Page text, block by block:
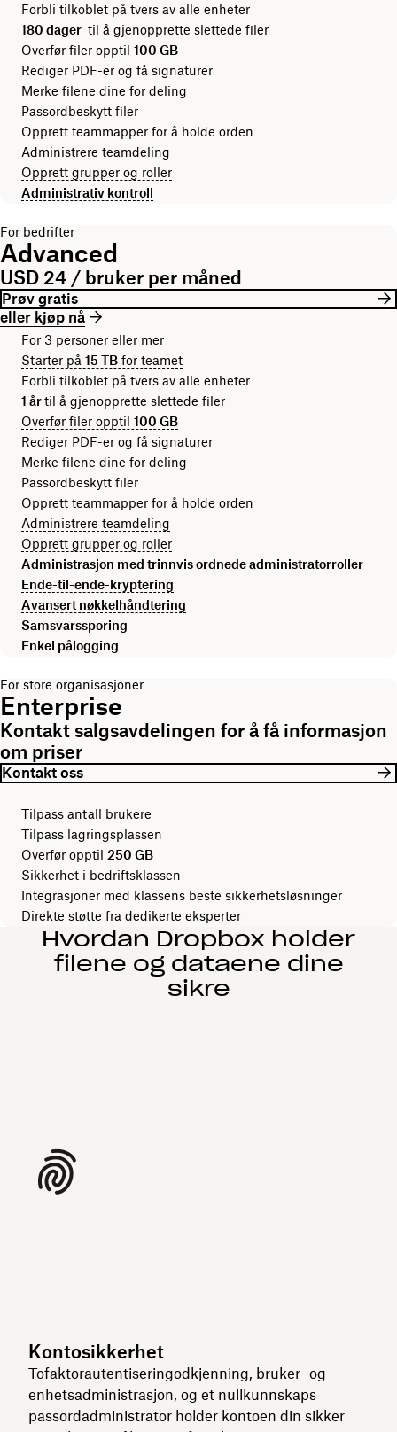
Forbli tilkoblet på tvers av alle enheter
180 dager til å gjenopprette slettede filer
Overfør filer opptil 100 GB
Rediger PDF-er og få signaturer
Merke filene dine for deling
Passordbeskytt filer
Opprett teammapper for å holde orden
Administrere teamdeling
Opprett grupper og roller
Administrativ kontroll
For bedrifter
Advanced
USD 24 / bruker per måned
Prøv gratis
eller kjøp nå
For 3 personer eller mer
Starter på 15 TB for teamet
Forbli tilkoblet på tvers av alle enheter
1 årtil å gjenopprette slettede filer
Overfør filer opptil 100 GB
Rediger PDF-er og få signaturer
Merke filene dine for deling
Passordbeskytt filer
Opprett teammapper for å holde orden
Administrere teamdeling
Opprett grupper og roller
Administrasjon med trinnvis ordnede administratorroller
Ende-til-ende-kryptering
Avansert nøkkelhåndtering
Samsvarssporing
Enkel pålogging
For store organisasjoner
Enterprise
Kontakt salgsavdelingen for å få informasjon
om priser
Kontakt oss
Tilpass antall brukere
Tilpass lagringsplassen
Overfør opptil 250 GB
Sikkerhet i bedriftsklassen
Integrasjoner med klassens beste sikkerhetsløsninger
Direkte støtte fra dedikerte eksperter
Hvordan Dropbox holder
filene og dataene dine
sikre
Kontosikkerhet
Tofaktorautentiseringodkjenning, bruker- og
enhetsadministrasjon, og et nullkunnskaps
passordadministrator holder kontoen din sikker